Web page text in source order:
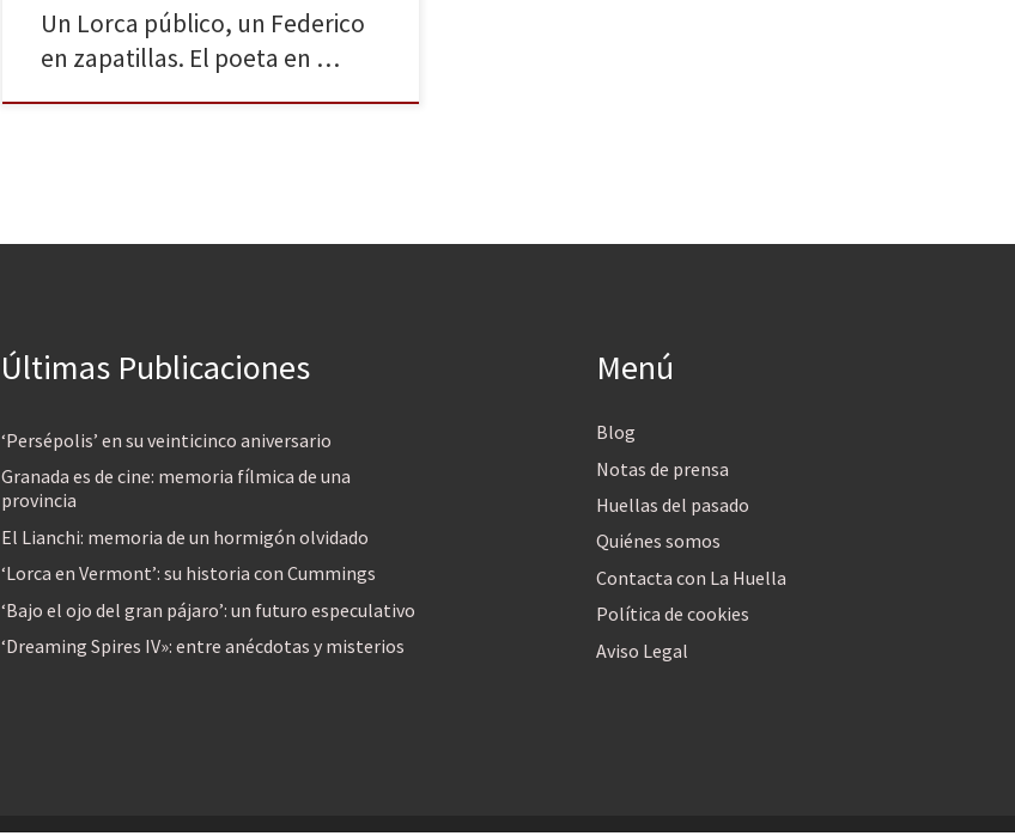
Un Lorca público, un Federico
en zapatillas. El poeta en …
Últimas Publicaciones
‘Persépolis’ en su veinticinco aniversario
Granada es de cine: memoria fílmica de una
provincia
El Lianchi: memoria de un hormigón olvidado
‘Lorca en Vermont’: su historia con Cummings
‘Bajo el ojo del gran pájaro’: un futuro especulativo
‘Dreaming Spires IV»: entre anécdotas y misterios
Menú
Blog
Notas de prensa
Huellas del pasado
Quiénes somos
Contacta con La Huella
Política de cookies
Aviso Legal